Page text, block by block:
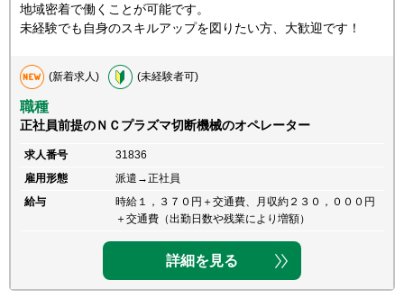
地域密着で働くことが可能です。
未経験でも自身のスキルアップを図りたい方、大歓迎です！
(新着求人) (未経験者可)
職種
正社員前提のＮＣプラズマ切断機械のオペレーター
求人番号
31836
雇用形態
派遣→正社員
給与
時給１，３７０円＋交通費、月収約２３０，０００円
＋交通費（出勤日数や残業により増額）
詳細を見る